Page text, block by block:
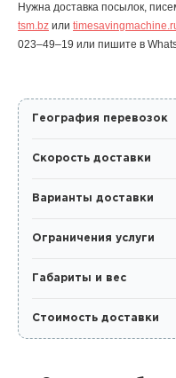
Нужна доставка посылок,
tsm.bz или
023–49–19 или пишите в
География перевозок
Скорость доставки
Варианты доставки
Ограничения услуги
Габариты и вес
Стоимость доставки